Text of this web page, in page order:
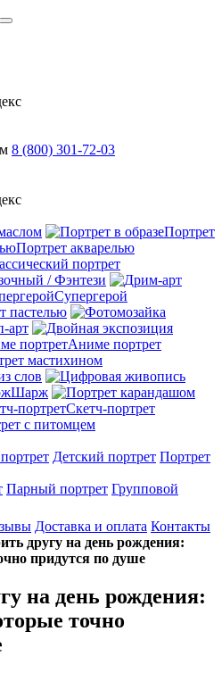
8 (800) 301-72-03
Портрет
Портрет акварелью
портрет
/ Фэнтези
Супергерой
пастелью
арт
Аниме портрет
мастихином
слов
Шарж
Скетч-портрет
с питомцем
Детский портрет Портрет
Парный портрет Групповой
Доставка и оплата Контакты
другу на день рождения:
придутся по душе
на день рождения:
точно